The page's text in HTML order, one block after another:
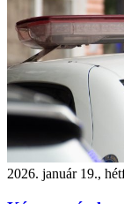
2026. január 19.,